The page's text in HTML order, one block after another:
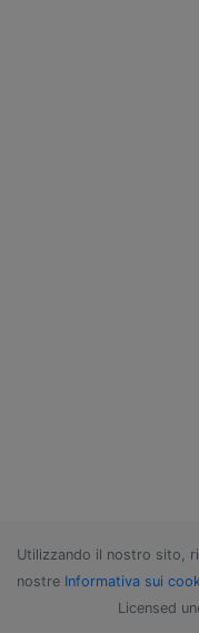
Utilizzando il nostro sito,
nostre Informativa sui
Licensed